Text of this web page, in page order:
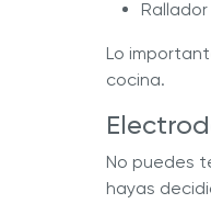
Rallador
Lo
cocina.
No puedes
hayas